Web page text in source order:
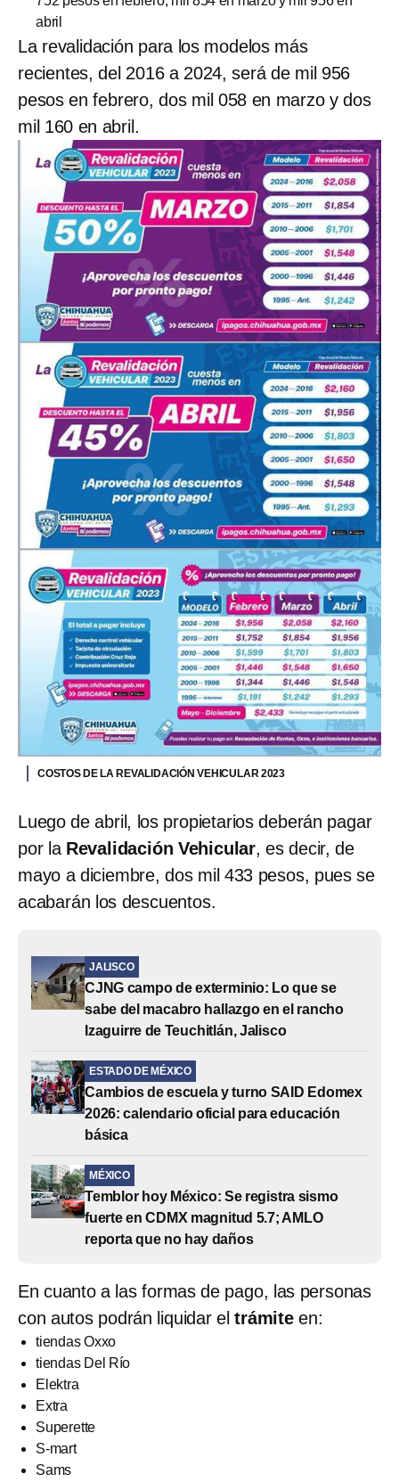
abril
La revalidación para los modelos más
recientes, del 2016 a 2024, será de mil 956
pesos en febrero, dos mil 058 en marzo y dos
mil 160 en abril.
COSTOS DE LA REVALIDACIÓN VEHICULAR 2023
Luego de abril, los propietarios deberán pagar
por la Revalidación Vehicular, es decir, de
mayo a diciembre, dos mil 433 pesos, pues se
acabarán los descuentos.
JALISCO
CJNG campo de exterminio: Lo que se
sabe del macabro hallazgo en el rancho
Izaguirre de Teuchitlán, Jalisco
ESTADO DE MÉXICO
Cambios de escuela y turno SAID Edomex
2026: calendario oficial para educación
básica
MÉXICO
Temblor hoy México: Se registra sismo
fuerte en CDMX magnitud 5.7; AMLO
reporta que no hay daños
En cuanto a las formas de pago, las personas
con autos podrán liquidar eltrámiteen:
tiendas Oxxo
tiendas Del Río
Elektra
Extra
Superette
S-mart
Sams